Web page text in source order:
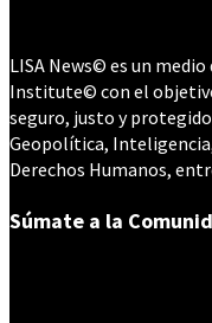
LISA News© es un
Institute© con el
seguro, justo y
Geopolítica,
Derechos Humanos,
Súmate a la